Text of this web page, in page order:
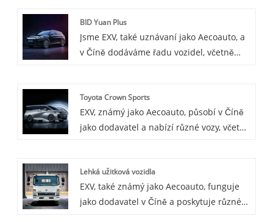
cestování.
futuristické plně elektrické SUV, které
předvádí vizi BMW pro elektrickou
mobilitu.
BID Yuan Plus
Jsme EXV, také uznávaní jako Aecoauto, a
v Číně dodáváme řadu vozidel, včetně
Yuan, která poskytuje více funkcí a lepší
výkon. Je vhodný pro spotřebitele, kteří
potřebují funkčně bohaté a vysoce
Toyota Crown Sports
EXV, známý jako Aecoauto, působí v Číně
jako dodavatel a nabízí různé vozy, včetně
Toyota a Crown Sports je její sportovní
verze, která může mít sportovnější vnější
design a sportovnější zážitek z jízdy než
Lehká užitková vozidla
EXV, také známý jako Aecoauto, funguje
jako dodavatel v Číně a poskytuje různé